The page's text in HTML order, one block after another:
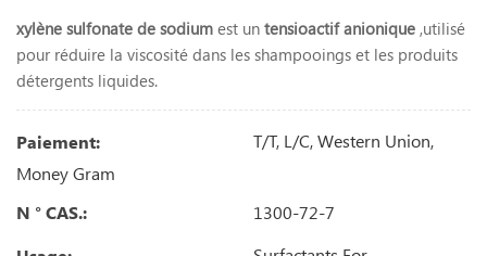
xylène sulfonate de sodium est un tensioactif anionique ,utilisé
pour réduire la viscosité dans les shampooings et les produits
détergents liquides.
Paiement:
T/T, L/C, Western Union,
Money Gram
N ° CAS.:
1300-72-7